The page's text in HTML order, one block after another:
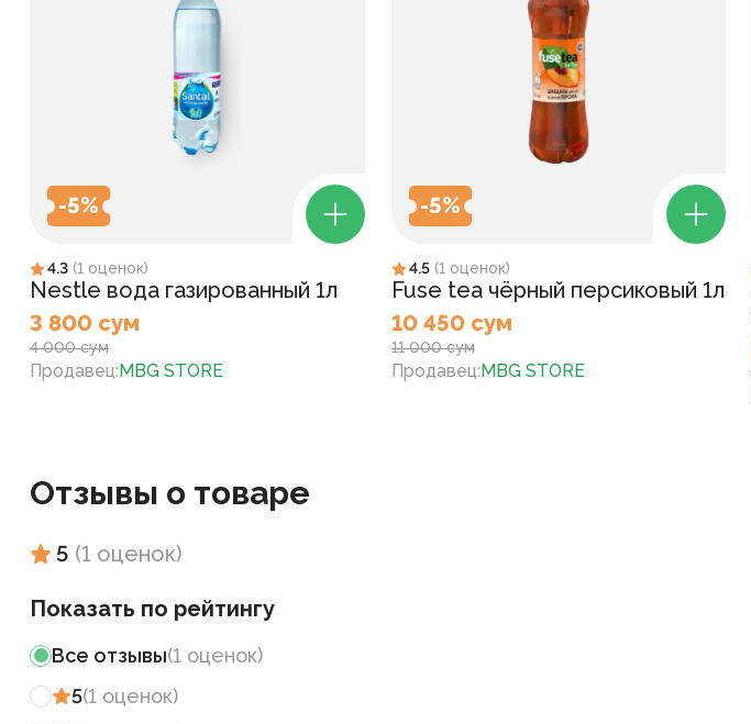
-5%
4.3 (1 оценок)
Nestle вода газированный 1л
3 800 сум
4 000 сум
Продавец:MBG STORE
-5%
4.5 (1 оценок)
Fuse tea чёрный персиковый 1л
10 450 сум
11 000 сум
Продавец:MBG STORE
Отзывы о товаре
5 (1 оценок)
Показать по рейтингу
Все отзывы(1 оценок)
5(1 оценок)